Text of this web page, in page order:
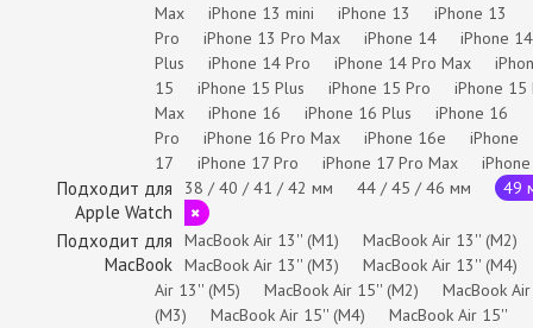
Max
iPhone 13 mini iPhone 13
iPhone 13
Pro
iPhone 13 Pro Max iPhone 14
iPhone 14
Plus
iPhone 14 Pro iPhone 14 Pro Max
15
iPhone 15 Plus iPhone 15 Pro
iPhone 15
Max
iPhone 16 iPhone 16 Plus
iPhone 16
Pro
iPhone 16 Pro Max iPhone 16e
iPhone
17
iPhone 17 Pro iPhone 17 Pro Max
Подходит для
Apple Watch
38 / 40 / 41 / 42 мм 44 / 45 / 46 мм 49
Подходит для
MacBook
MacBook Air 13'' (M1)
MacBook Air 13'' (M2)
MacBook Air 13'' (M3)
MacBook Air 13'' (M4)
Air 13'' (M5)
MacBook Air 15'' (M2)
MacBook
(M3)
MacBook Air 15'' (M4)
MacBook Air 15''